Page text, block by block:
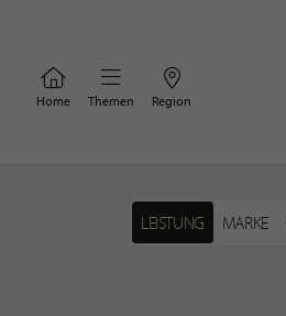
Home Themen Region
LEISTUNG MARKE